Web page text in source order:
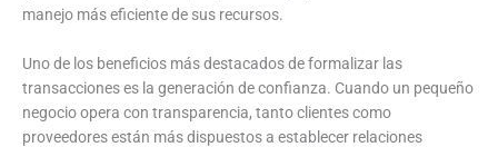
manejo más eficiente de sus recursos.
Uno de los beneficios más destacados de formalizar las
transacciones es la generación de confianza. Cuando un pequeño
negocio opera con transparencia, tanto clientes como
proveedores están más dispuestos a establecer relaciones